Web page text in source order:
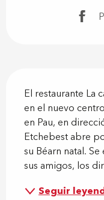
El restaurante La
en el nuevo
en Pau, en
Etchebest abre
su Béarn natal.
sus amigos, los
Seguir